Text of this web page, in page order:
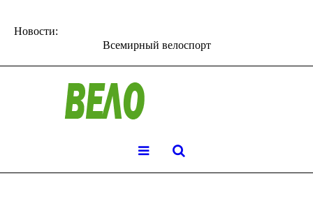
Новости:
Всемирный велоспорт